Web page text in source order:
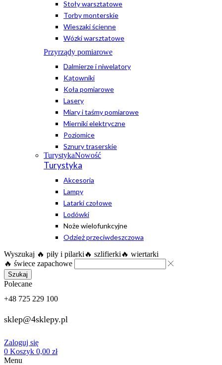
Stoły warsztatowe
Torby monterskie
Wieszaki ścienne
Wózki warsztatowe
Przyrządy pomiarowe
Dalmierze i niwelatory
Kątowniki
Koła pomiarowe
Lasery
Miary i taśmy pomiarowe
Mierniki elektryczne
Poziomice
Sznury traserskie
TurystykaNowość
Turystyka
Akcesoria
Lampy
Latarki czołowe
Lodówki
Noże wielofunkcyjne
Odzież przeciwdeszczowa
Wyszukaj 🔥 piły i pilarki 🔥 szlifierki 🔥 wiertarki
🔥 świece zapachowe
Szukaj
Polecane
+48 725 229 100
sklep@4sklepy.pl
Zaloguj się
0 Koszyk 0,00 zł
Menu